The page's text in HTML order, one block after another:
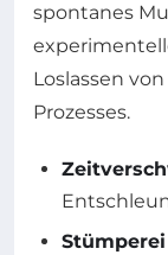
spontanes
Loslassen
Prozesses.